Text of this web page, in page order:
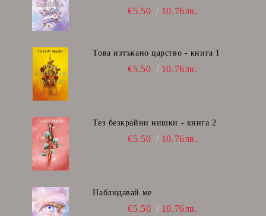
€5.50 10.76лв.
Това изтъкано царство - книга 1
€5.50 10.76лв.
Тез безкрайни нишки - книга 2
€5.50 10.76лв.
Наблюдавай ме
€5.50 10.76лв.